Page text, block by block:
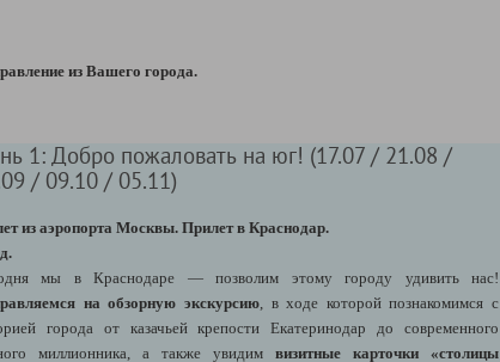
из Вашего города.
1: Добро пожаловать на юг! (17.07 / 21.08 /
/ 09.10 / 05.11)
из аэропорта Москвы. Прилет в Краснодар.
мы в Краснодаре — позволим этому городу удивить нас!
на обзорную экскурсию, в ходе которой познакомимся с
города от казачьей крепости Екатеринодар до современного
миллионника, а также увидим визитные карточки «столицы